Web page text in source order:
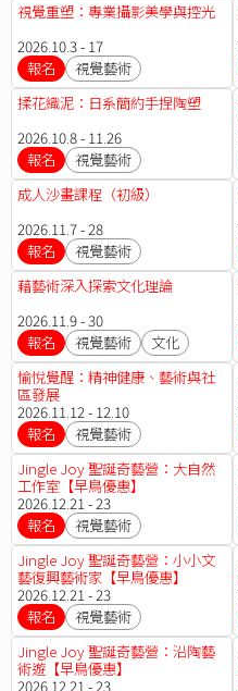
視覺重塑：專業攝影美學與控光
2026.10.3 - 17
報名
視覺藝術
揉花織泥：日系簡約手捏陶塑
2026.10.8 - 11.26
報名
視覺藝術
成人沙畫課程（初級）
2026.11.7 - 28
報名
視覺藝術
藉藝術深入探索文化理論
2026.11.9 - 30
報名
視覺藝術 文化
愉悅覺醒：精神健康、藝術與社
區發展
2026.11.12 - 12.10
報名
視覺藝術
Jingle Joy 聖誕奇藝營：大自然
工作室【早鳥優惠】
2026.12.21 - 23
報名
視覺藝術
Jingle Joy 聖誕奇藝營：小小文
藝復興藝術家【早鳥優惠】
2026.12.21 - 23
報名
視覺藝術
Jingle Joy 聖誕奇藝營：沿陶藝
術遊【早鳥優惠】
2026.12.21 - 23